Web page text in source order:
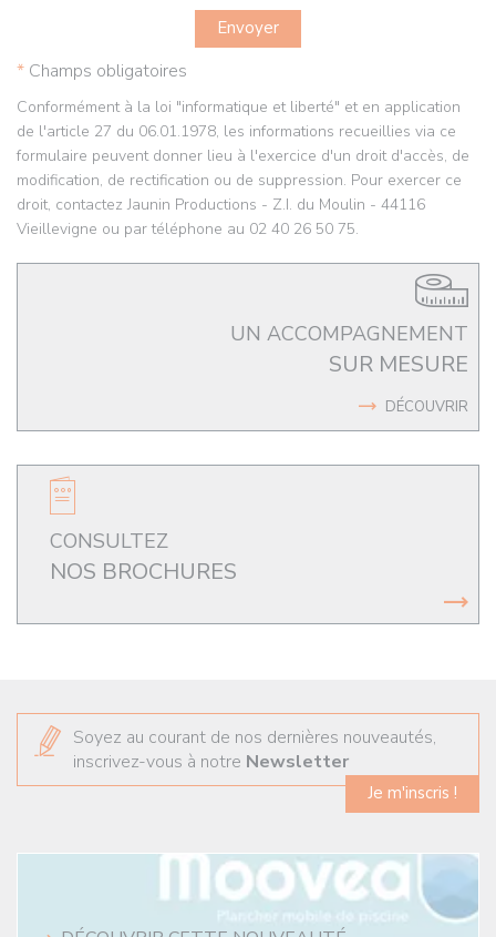
* Champs obligatoires
Conformément à la loi "informatique et liberté" et en application
de l'article 27 du 06.01.1978, les informations recueillies via ce
formulaire peuvent donner lieu à l'exercice d'un droit d'accès, de
modification, de rectification ou de suppression. Pour exercer ce
droit, contactez Jaunin Productions - Z.I. du Moulin - 44116
Vieillevigne ou par téléphone au 02 40 26 50 75.
UN ACCOMPAGNEMENT
SUR MESURE
DÉCOUVRIR
CONSULTEZ
NOS BROCHURES
Soyez au courant de nos dernières nouveautés,
inscrivez-vous à notre Newsletter
Je m'inscris !